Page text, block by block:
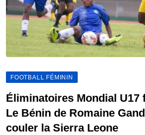
FOOTBALL FÉMININ
Éliminatoires Mondial U17
Le Bénin de Romaine
couler la Sierra Leone